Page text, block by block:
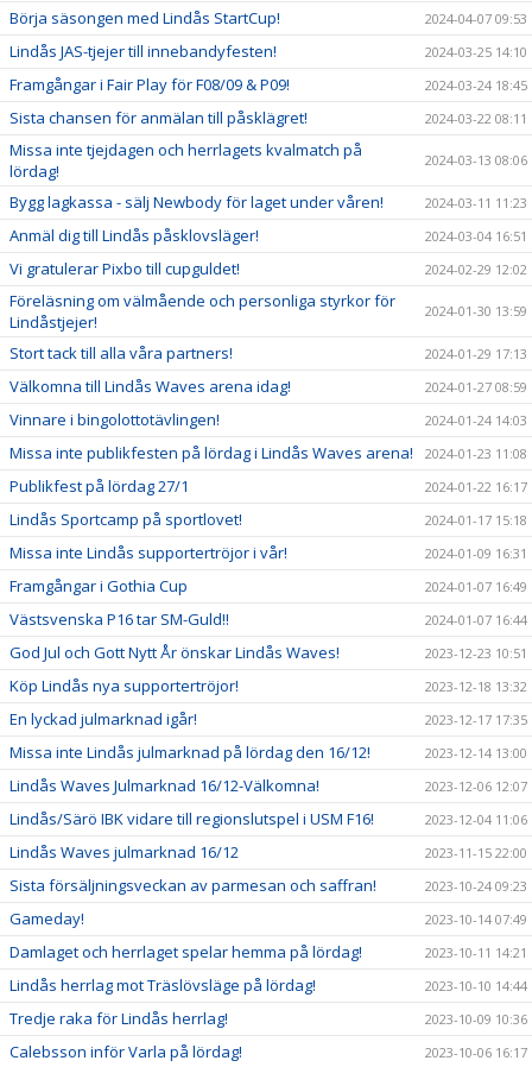
Börja säsongen med Lindås StartCup! 2024-04-07 09:53
Lindås JAS-tjejer till innebandyfesten! 2024-03-25 14:10
Framgångar i Fair Play för F08/09 & P09! 2024-03-24 18:45
Sista chansen för anmälan till påsklägret! 2024-03-22 08:11
Missa inte tjejdagen och herrlagets kvalmatch på
lördag!
2024-03-13 08:06
Bygg lagkassa - sälj Newbody för laget under våren! 2024-03-11 11:23
Anmäl dig till Lindås påsklovsläger! 2024-03-04 16:51
Vi gratulerar Pixbo till cupguldet! 2024-02-29 12:02
Föreläsning om välmående och personliga styrkor för
Lindåstjejer!
2024-01-30 13:59
Stort tack till alla våra partners! 2024-01-29 17:13
Välkomna till Lindås Waves arena idag! 2024-01-27 08:59
Vinnare i bingolottotävlingen! 2024-01-24 14:03
Missa inte publikfesten på lördag i Lindås Waves arena! 2024-01-23 11:08
Publikfest på lördag 27/1 2024-01-22 16:17
Lindås Sportcamp på sportlovet! 2024-01-17 15:18
Missa inte Lindås supportertröjor i vår! 2024-01-09 16:31
Framgångar i Gothia Cup 2024-01-07 16:49
Västsvenska P16 tar SM-Guld!! 2024-01-07 16:44
God Jul och Gott Nytt År önskar Lindås Waves! 2023-12-23 10:51
Köp Lindås nya supportertröjor! 2023-12-18 13:32
En lyckad julmarknad igår! 2023-12-17 17:35
Missa inte Lindås julmarknad på lördag den 16/12! 2023-12-14 13:00
Lindås Waves Julmarknad 16/12-Välkomna! 2023-12-06 12:07
Lindås/Särö IBK vidare till regionslutspel i USM F16! 2023-12-04 11:06
Lindås Waves julmarknad 16/12 2023-11-15 22:00
Sista försäljningsveckan av parmesan och saffran! 2023-10-24 09:23
Gameday! 2023-10-14 07:49
Damlaget och herrlaget spelar hemma på lördag! 2023-10-11 14:21
Lindås herrlag mot Träslövsläge på lördag! 2023-10-10 14:44
Tredje raka för Lindås herrlag! 2023-10-09 10:36
Calebsson inför Varla på lördag! 2023-10-06 16:17